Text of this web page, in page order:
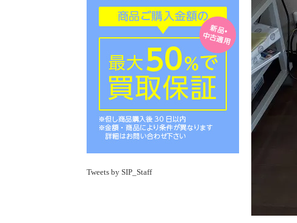
Tweets by SIP_Staff